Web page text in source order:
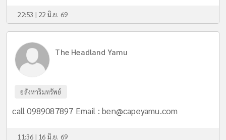
22:53 | 22 มิ.ย. 69
The Headland Yamu
อสังหาริมทรัพย์
call 0989087897 Email :ben@capeyamu.com
11:36 | 16 มิ.ย. 69